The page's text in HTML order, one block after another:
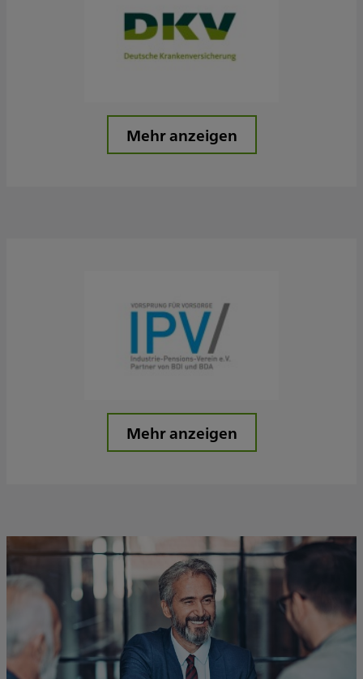
Mehr anzeigen
Mehr anzeigen